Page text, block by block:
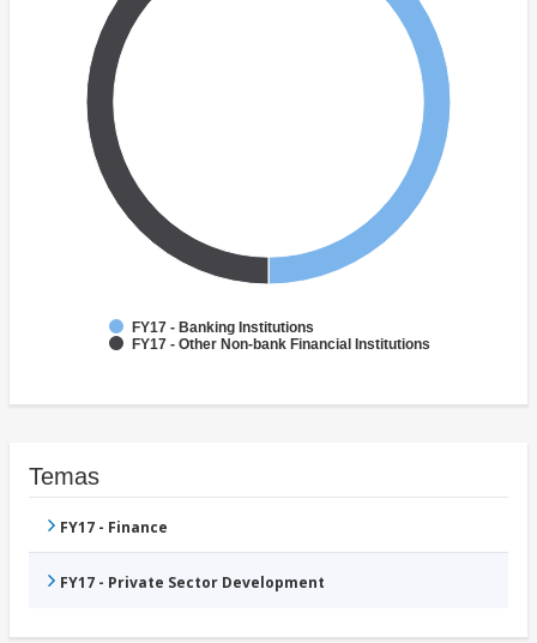
FY17 - Banking Institutions
FY17 - Other Non-bank Financial Institutions
Temas
FY17 - Finance
FY17 - Private Sector Development